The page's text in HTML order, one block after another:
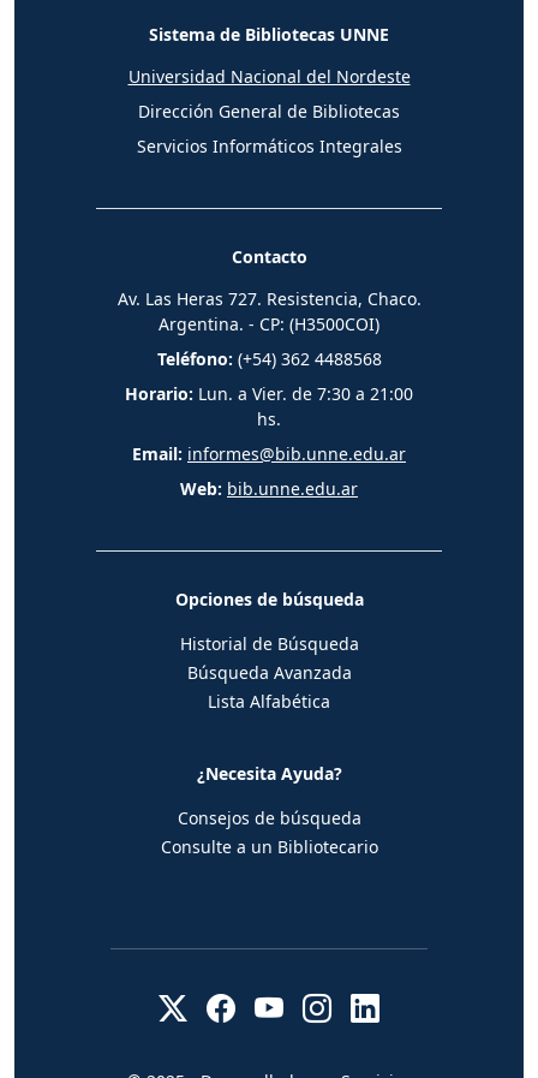
Sistema de Bibliotecas UNNE
Universidad Nacional del Nordeste
Dirección General de Bibliotecas
Servicios Informáticos Integrales
Contacto
Av. Las Heras 727. Resistencia, Chaco.
Argentina. - CP: (H3500COI)
Teléfono: (+54) 362 4488568
Horario: Lun. a Vier. de 7:30 a 21:00
hs.
Email: informes@bib.unne.edu.ar
Web: bib.unne.edu.ar
Opciones de búsqueda
Historial de Búsqueda
Búsqueda Avanzada
Lista Alfabética
¿Necesita Ayuda?
Consejos de búsqueda
Consulte a un Bibliotecario